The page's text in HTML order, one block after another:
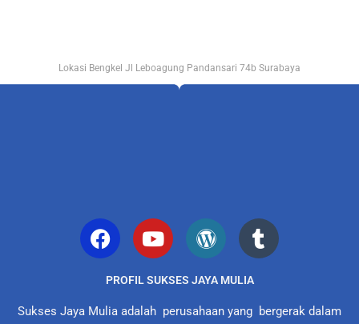
Lokasi Bengkel Jl Leboagung Pandansari 74b Surabaya
PROFIL SUKSES JAYA MULIA
Sukses Jaya Mulia adalah perusahaan yang bergerak dalam